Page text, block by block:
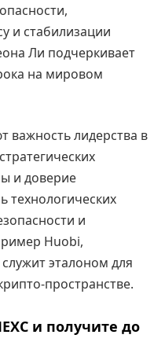
и стабилизации
Ли подчеркивает
на мировом
лидерства в
и доверие
технологических
и
Huobi,
эталоном для
пространстве.
и получите до